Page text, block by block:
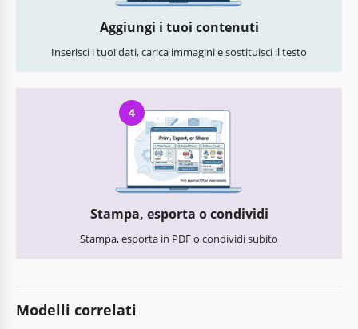
Aggiungi i tuoi contenuti
Inserisci i tuoi dati, carica immagini e sostituisci il testo
4
Stampa, esporta o condividi
Stampa, esporta in PDF o condividi subito
Modelli correlati